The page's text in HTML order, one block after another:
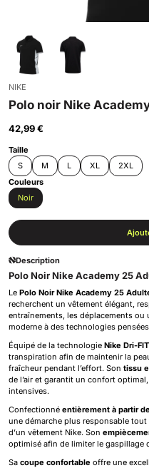
NIKE
Polo noir Nike
42,99€
Taille
S
M L XL
2XL
Couleurs
Noir
Description
Polo Noir Nike Academy 25
Le Polo Noir Nike Academy 25
recherchent un vêtement élégant,
entraînements, les déplacements
moderne à des technologies
Équipé de la technologie Nike Dri-FIT
transpiration afin de maintenir la
fraîcheur pendant l’effort. Son tissu
de l’air et garantit un confort
intensives.
Confectionné entièrement à partir
une démarche plus responsable
d’un vêtement Nike. Son
optimisé afin de limiter le gaspillage
Sa coupe confortable offre une